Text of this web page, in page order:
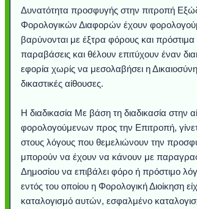
Δυνατότητα προσφυγής στην πιτροπή
Φορολογικών Διαφορών έχουν
βαρύνονται με έξτρα φόρους και πρόστιμα
παραβάσεις και θέλουν επιτύχουν έναν
εφορία χωρίς να μεσολαβήσει η
δικαστικές αίθουσες.
Η διαδικασία Με βάση τη διαδικασία στην
φορολογούμενων προς την Επιτροπή,
στους λόγους που θεμελιώνουν την
μπορούν να έχουν να κάνουν με
Δημοσίου να επιβάλει φόρο ή πρόστιμο
εντός του οποίου η Φορολογική Διοίκηση
καταλογισμό αυτών, εσφαλμένο